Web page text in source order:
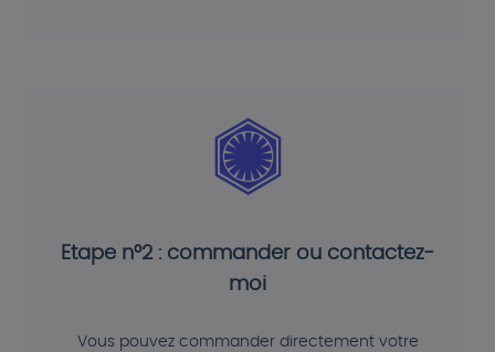
Etape n°2 : commander ou contactez-
moi
Vous pouvez commander directement votre